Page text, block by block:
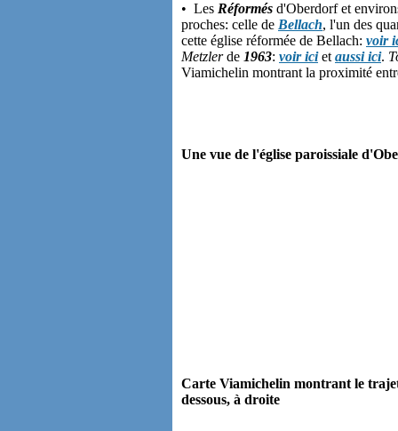
• Les Réformés d'Oberdorf et
proches: celle de Bellach, l'un des
cette église réformée de Bellach: voir
Metzlerde 1963: voir iciet aussi ici.
Viamichelin montrant la proximité
Une vue de l'église paroissiale
Carte Viamichelin montrant le
dessous, à droite